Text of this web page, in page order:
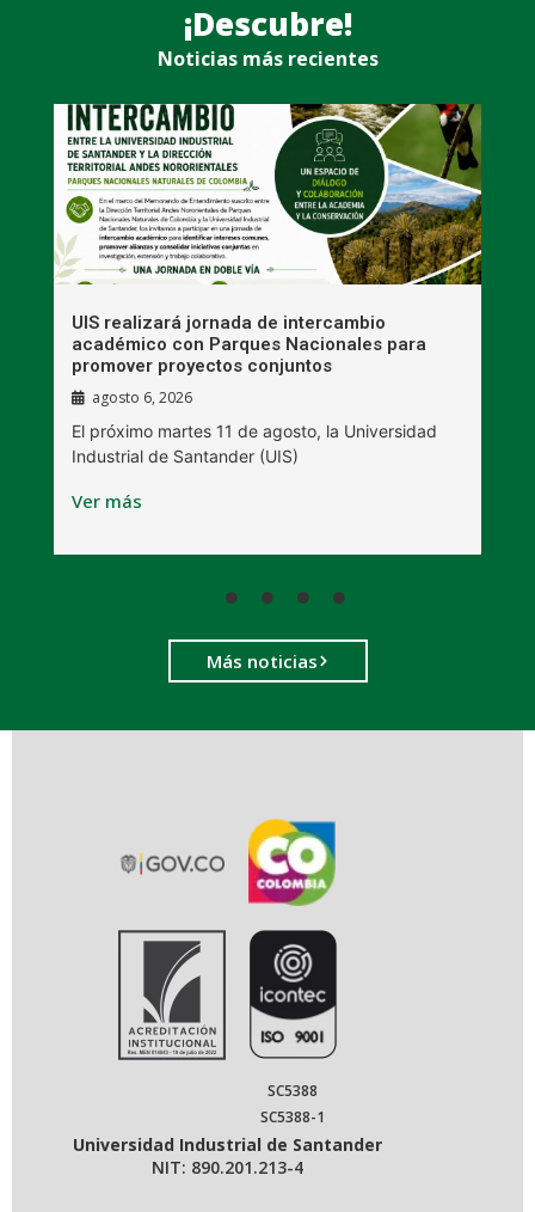
¡Descubre!
Noticias más recientes
UIS realizará jornada de intercambio
académico con Parques Nacionales para
promover proyectos conjuntos
agosto 6, 2026
El próximo martes 11 de agosto, la Universidad
Industrial de Santander (UIS)
Ver más
Más noticias